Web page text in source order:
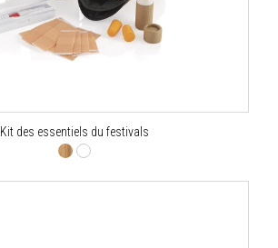
Kit des essentiels du festivals